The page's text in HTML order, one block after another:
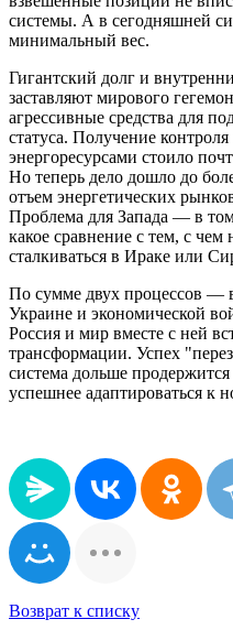
системы. А в сегодняшней
минимальный вес.
Гигантский долг и
заставляют мирового
агрессивные средства для
статуса. Получение
энергоресурсами стоило
Но теперь дело дошло до
отъем энергетических
Проблема для Запада — в
какое сравнение с тем, с
сталкиваться в Ираке или
По сумме двух процессов —
Украине и экономической
Россия и мир вместе с ней
трансформации. Успех
система дольше
успешнее адаптироваться к
Возврат к списку